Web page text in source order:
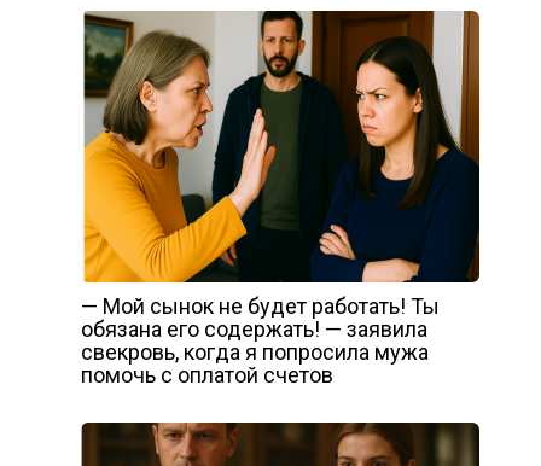
— Мой сынок не будет работать! Ты
обязана его содержать! — заявила
свекровь, когда я попросила мужа
помочь с оплатой счетов